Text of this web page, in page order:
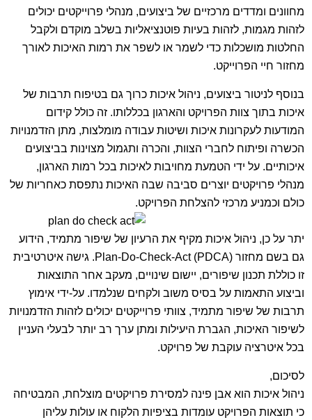
מחוונים ומדדים מרכזיים של ביצועים, מנהלי פרוייקטים יכולים
לזהות מגמות, לזהות בעיות פוטנציאליות בשלב מוקדם ולקבל
החלטות מושכלות כדי לשמר או לשפר את רמות האיכות לאורך
מחזור חיי הפרוייקט.
בנוסף לניטור ביצועים, ניהול איכות כרוך גם בטיפוח תרבות של
איכות בתוך צוות הפרויקט והארגון בכללותו. זה כולל קידום
המודעות לעקרונות איכות ושיטות עבודה מומלצות, מתן הזדמנויות
הכשרה ופיתוח לחברי הצוות, והכרה ותגמול מצוינות בביצועים
איכותיים. על ידי הטמעת מחויבות לאיכות בכל רמות הארגון,
מנהלי פרויקטים יוצרים סביבה שבה האיכות נתפסת כאחריות של
כולם וכמניע מרכזי להצלחת הפרויקט.
יתר על כן, ניהול איכות מקיף את הרעיון של שיפור מתמיד, הידוע
גם בשם מחזור Plan-Do-Check-Act (PDCA). גישה איטרטיבית
זו כוללת תכנון שיפורים, יישום שינויים, מעקב אחר התוצאות
וביצוע התאמות על בסיס משוב ולקחים שנלמדו. על-ידי אימוץ
תרבות של שיפור מתמיד, צוותי פרוייקטים יכולים לזהות הזדמנויות
לשיפור האיכות, הגברת היעילות ומתן ערך רב יותר לבעלי העניין
בכל איטרציה עוקבת של פרויקט.
לסיכום,
ניהול איכות הוא אבן פינה למסירת פרויקטים מוצלחת, המבטיחה
כי תוצאות הפרויקט עומדות בציפיות הלקוח או עולות עליהן